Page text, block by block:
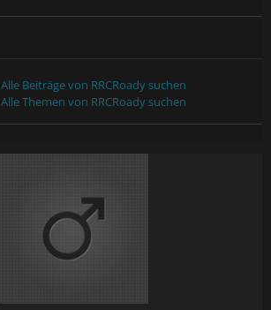
Alle Beiträge von RRCRoady suchen
Alle Themen von RRCRoady suchen